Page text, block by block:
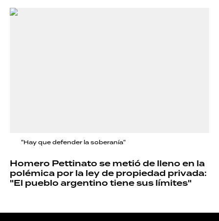
"Hay que defender la soberanía"
Homero Pettinato se metió de lleno en la
polémica por la ley de propiedad privada:
"El pueblo argentino tiene sus límites"